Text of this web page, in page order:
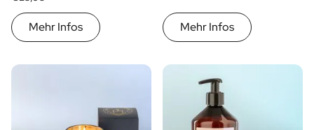
Personalisiertes Verwöhnpaket
Alle Geschenksets ansehen
Mini-Produkte
Geburtstagsgeschenke
Liebesgeschenk
Mehr Infos Mehr Infos